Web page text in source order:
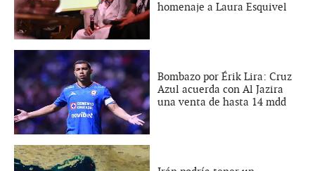
homenaje a Laura Esquivel
Bombazo por Érik Lira: Cruz
Azul acuerda con Al Jazira
una venta de hasta 14 mdd